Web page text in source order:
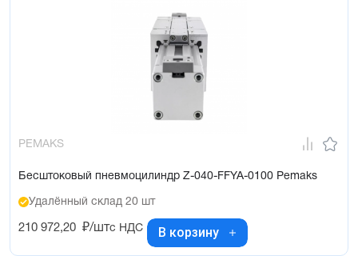
PEMAKS
Бесштоковый пневмоцилиндр Z-040-FFYA-0100 Pemaks
Удалённый склад 20 шт
210 972,20 ₽/штс НДС В корзину